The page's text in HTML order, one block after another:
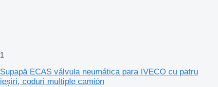
1
Supapă ECAS válvula neumática para IVECO cu patru
ieșiri, coduri multiple camión